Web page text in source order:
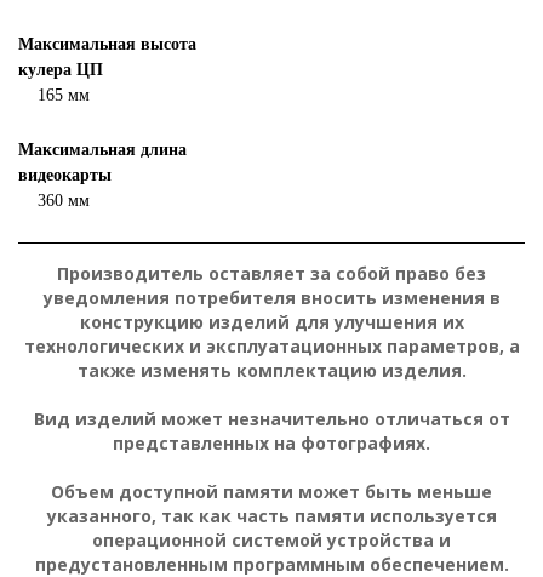
Максимальная высота
кулера ЦП
165 мм
Максимальная длина
видеокарты
360 мм
Производитель оставляет за собой право без
уведомления потребителя вносить изменения в
конструкцию изделий для улучшения их
технологических и эксплуатационных параметров, а
также изменять комплектацию изделия.
Вид изделий может незначительно отличаться от
представленных на фотографиях.
Объем доступной памяти может быть меньше
указанного, так как часть памяти используется
операционной системой устройства и
предустановленным программным обеспечением.